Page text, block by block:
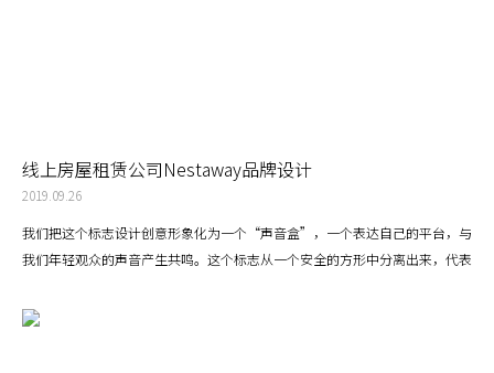
线上房屋租赁公司Nestaway品牌设计
2019.09.26
我们把这个标志设计创意形象化为一个“声音盒”，一个表达自己的平台，与
我们年轻观众的声音产生共鸣。这个标志从一个安全的方形中分离出来，代表